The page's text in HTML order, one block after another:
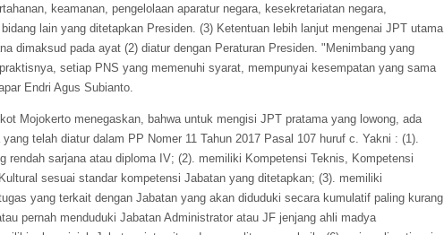
keamanan, pengelolaan aparatur negara, kesekretariatan negara,
lain yang ditetapkan Presiden. (3) Ketentuan lebih lanjut mengenai JPT utama
dimaksud pada ayat (2) diatur dengan Peraturan Presiden. "Menimbang yang
setiap PNS yang memenuhi syarat, mempunyai kesempatan yang sama
Endri Agus Subianto.
Mojokerto menegaskan, bahwa untuk mengisi JPT pratama yang lowong, ada
telah diatur dalam PP Nomer 11 Tahun 2017 Pasal 107 huruf c. Yakni : (1).
rendah sarjana atau diploma IV; (2). memiliki Kompetensi Teknis, Kompetensi
sesuai standar kompetensi Jabatan yang ditetapkan; (3). memiliki
yang terkait dengan Jabatan yang akan diduduki secara kumulatif paling kurang
pernah menduduki Jabatan Administrator atau JF jenjang ahli madya